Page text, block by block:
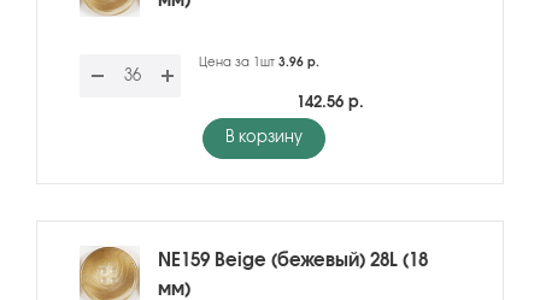
Цена за 1шт 3.96 р.
142.56 р.
В корзину
NE159 Beige (бежевый) 28L (18
мм)